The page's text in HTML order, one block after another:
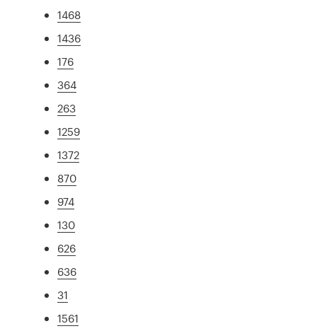
1468
1436
176
364
263
1259
1372
870
974
130
626
636
31
1561